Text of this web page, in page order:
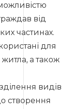
від
частинах.
для
а також
видів
створення